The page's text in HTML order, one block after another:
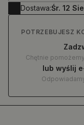
Dostawa:Śr. 12
POTRZEBUJESZ
Chętnie
lub wyślij